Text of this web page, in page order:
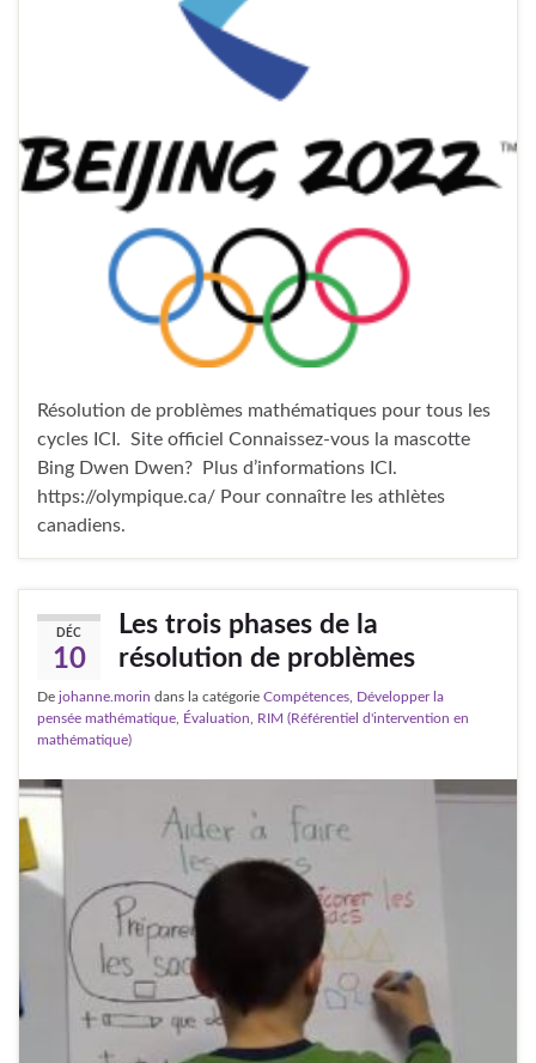
Résolution de problèmes mathématiques pour tous les
cycles ICI. Site officiel Connaissez-vous la mascotte
Bing Dwen Dwen? Plus d’informations ICI.
https://olympique.ca/ Pour connaître les athlètes
canadiens.
DÉC
10
Les trois phases de la
résolution de problèmes
De johanne.morin dans la catégorie Compétences Développer la
pensée mathématique Évaluation
RIM (Référentiel d'intervention en
mathématique)